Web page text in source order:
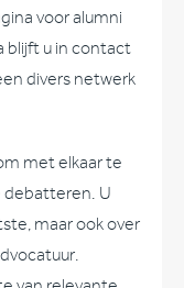
voor alumni
blijft u in contact
divers netwerk
met elkaar te
U
maar ook over